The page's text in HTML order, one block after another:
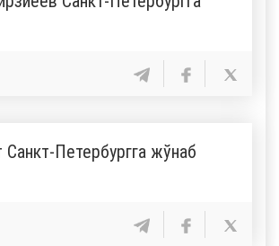
Петербургга жўнаб